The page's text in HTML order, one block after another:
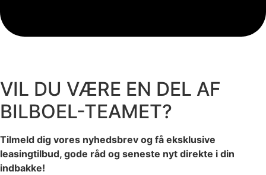
VIL DU VÆRE EN DEL AF
BILBOEL-TEAMET?
Tilmeld dig vores nyhedsbrev og få eksklusive
leasingtilbud, gode råd og seneste nyt direkte i din
indbakke!